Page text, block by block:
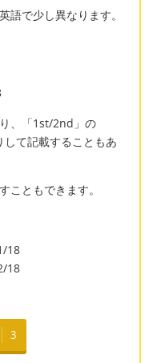
語で少し異なります。
、「1st/2nd」の
して記載することもあ
こともできます。
18
18
3